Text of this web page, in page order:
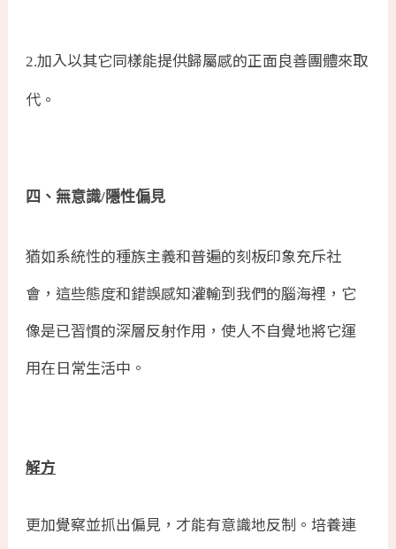
2.加入以其它同樣能提供歸屬感的正面良善團體來取
代。
四、無意識/隱性偏見
猶如系統性的種族主義和普遍的刻板印象充斥社
會，這些態度和錯誤感知灌輸到我們的腦海裡，它
像是已習慣的深層反射作用，使人不自覺地將它運
用在日常生活中。
解方
更加覺察並抓出偏見，才能有意識地反制。培養連